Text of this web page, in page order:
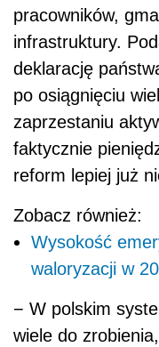
pracowników,
infrastruktury.
deklarację
po osiągnięciu
zaprzestaniu
faktycznie
reform lepiej już
Zobacz również:
Wysokość
waloryzacji w
− W polskim
wiele do